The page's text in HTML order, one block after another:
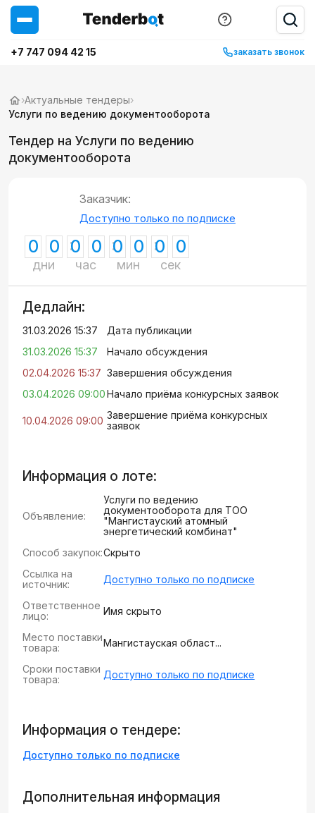
+7 747 094 42 15 заказать звонок
›Актуальные тендеры›
Услуги по ведению документооборота
Тендер на Услуги по ведению
документооборота
Заказчик:
Доступно только по подписке
0 0
дни
0 0
час
0 0
мин
0 0
сек
Дедлайн:
31.03.2026 15:37
Дата публикации
31.03.2026 15:37
Начало обсуждения
02.04.2026 15:37 Завершения обсуждения
03.04.2026 09:00Начало приёма конкурсных заявок
10.04.2026 09:00 Завершение приёма конкурсных
заявок
Информация о лоте:
Объявление:
Услуги по ведению
документооборота для ТОО
"Мангистауский атомный
энергетический комбинат"
Способ закупок:Скрыто
Ссылка на
источник:
Доступно только по подписке
Ответственное
лицо:
Имя скрыто
Место поставки
товара:
Мангистауская област...
Сроки поставки
товара:
Доступно только по подписке
Информация о тендере:
Доступно только по подписке
Дополнительная информация